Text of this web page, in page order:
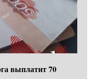
выплатит 70